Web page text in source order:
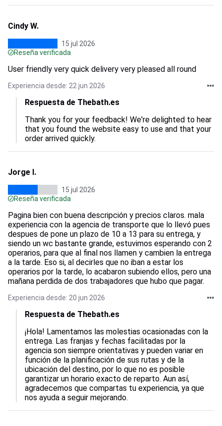
Cindy W.
15 jul 2026
Reseña verificada
User friendly very quick delivery very pleased all round
Experiencia desde: 22 jun 2026
Respuesta de Thebath.es
Thank you for your feedback! We're delighted to hear
that you found the website easy to use and that your
order arrived quickly.
Jorge I.
15 jul 2026
Reseña verificada
Pagina bien con buena descripción y precios claros. mala
experiencia con la agencia de transporte que lo llevó pues
despues de pone un plazo de 10 a 13 para su entrega, y
siendo un wc bastante grande, estuvimos esperando con 2
operarios, para que al final nos llamen y cambien la entrega
a la tarde. Eso si, al decirles que no iban a estar los
operarios por la tarde, lo acabaron subiendo ellos, pero una
mañana perdida de dos trabajadores que hubo que pagar.
Experiencia desde: 20 jun 2026
Respuesta de Thebath.es
¡Hola! Lamentamos las molestias ocasionadas con la
entrega. Las franjas y fechas facilitadas por la
agencia son siempre orientativas y pueden variar en
función de la planificación de sus rutas y de la
ubicación del destino, por lo que no es posible
garantizar un horario exacto de reparto. Aun así,
agradecemos que compartas tu experiencia, ya que
nos ayuda a seguir mejorando.